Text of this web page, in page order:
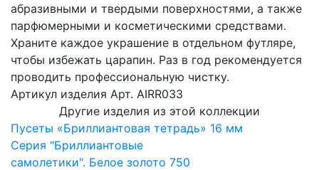
абразивными и твердыми поверхностями, а также
парфюмерными и косметическими средствами.
Храните каждое украшение в отдельном футляре,
чтобы избежать царапин. Раз в год рекомендуется
проводить профессиональную чистку.
Артикул изделия Арт. AIRR033
Другие изделия из этой коллекции
Пусеты «Бриллиантовая тетрадь» 16 мм
Серия "Бриллиантовые
самолетики". Белое золото 750